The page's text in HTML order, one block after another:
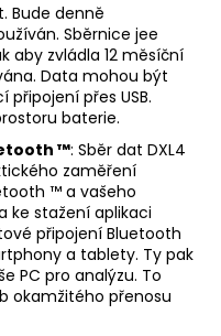
Bude denně
Sběrnice jee
aby zvládla 12 měsíční
Data mohou být
přes USB.
baterie.
™: Sběr dat DXL4
zaměření
™ a vašeho
ke stažení aplikaci
připojení Bluetooth
a tablety. Ty pak
PC pro analýzu. To
okamžitého přenosu